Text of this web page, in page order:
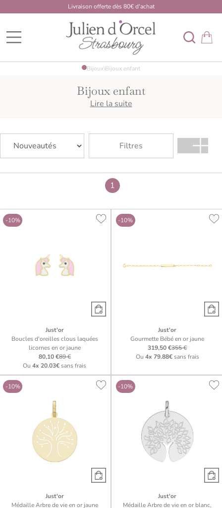
Livraison offerte dès 80€ d'achat
BDK Dome
Bijoux\Bijoux enfant
Bijoux enfant
Pour une naissance, un baptême, une communion ou un
Lire la suite
Filtres
1
-10%
Just'or
Boucles d'oreilles clous laquées
licornes en or jaune
80,10 €89 €
Ou4x 20.03€sans frais
-10%
Just'or
Gourmette Bébé en or jaune
319,50 €355 €
Ou 4x 79.88€sans frais
-10%
Just'or
Médaille Arbre de vie en or jaune
-10%
Just'or
Médaille Arbre de vie en or blanc,